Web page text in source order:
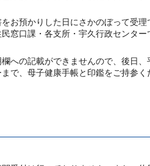
お預かりした日にさかのぼって受理
窓口課・各支所・宇久行政センタ
への記載ができませんので、後日
で、母子健康手帳と印鑑をご持参く